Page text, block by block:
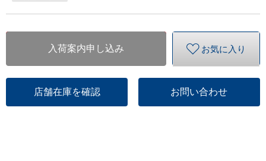
入荷案内申し込み お気に入り
店舗在庫を確認 お問い合わせ